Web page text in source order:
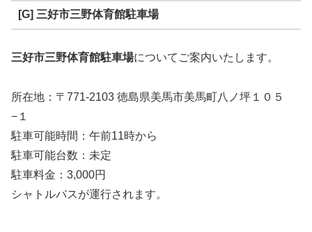
[G] 三好市三野体育館駐車場
三好市三野体育館駐車場についてご案内いたします。
所在地：〒771-2103 徳島県美馬市美馬町八ノ坪１０５
−１
駐車可能時間：午前11時から
駐車可能台数：未定
駐車料金：3,000円
シャトルバスが運行されます。